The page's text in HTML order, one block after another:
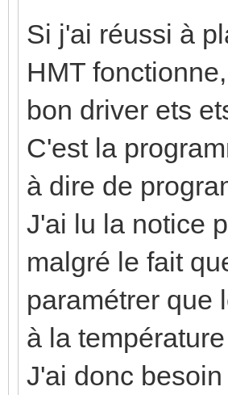
Si j'ai réussi à
HMT
bon driver ets
C'est la
à dire de
J'ai lu la notice
malgré le fait
paramétrer que
à la
J'ai donc